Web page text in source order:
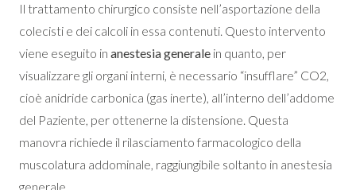
Il trattamento chirurgico consiste nell’asportazione della
colecisti e dei calcoli in essa contenuti. Questo intervento
viene eseguito in anestesia generale in quanto, per
visualizzare gli organi interni, è necessario “insufflare” CO2,
cioè anidride carbonica (gas inerte), all’interno dell’addome
del Paziente, per ottenerne la distensione. Questa
manovra richiede il rilasciamento farmacologico della
muscolatura addominale, raggiungibile soltanto in anestesia
generale.